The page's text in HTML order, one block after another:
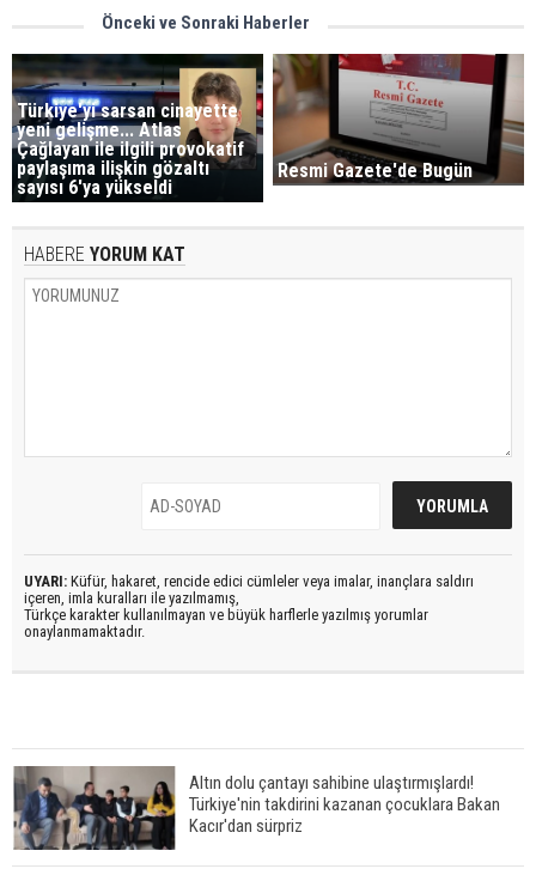
Önceki ve Sonraki Haberler
Türkiye'yi sarsan cinayette
yeni gelişme... Atlas
Çağlayan ile ilgili provokatif
paylaşıma ilişkin gözaltı
sayısı 6'ya yükseldi
Resmi Gazete'de Bugün
HABERE YORUM KAT
UYARI: Küfür, hakaret, rencide edici cümleler veya imalar, inançlara saldırı
içeren, imla kuralları ile yazılmamış,
Türkçe karakter kullanılmayan ve büyük harflerle yazılmış yorumlar
onaylanmamaktadır.
Altın dolu çantayı sahibine ulaştırmışlardı!
Türkiye'nin takdirini kazanan çocuklara Bakan
Kacır'dan sürpriz